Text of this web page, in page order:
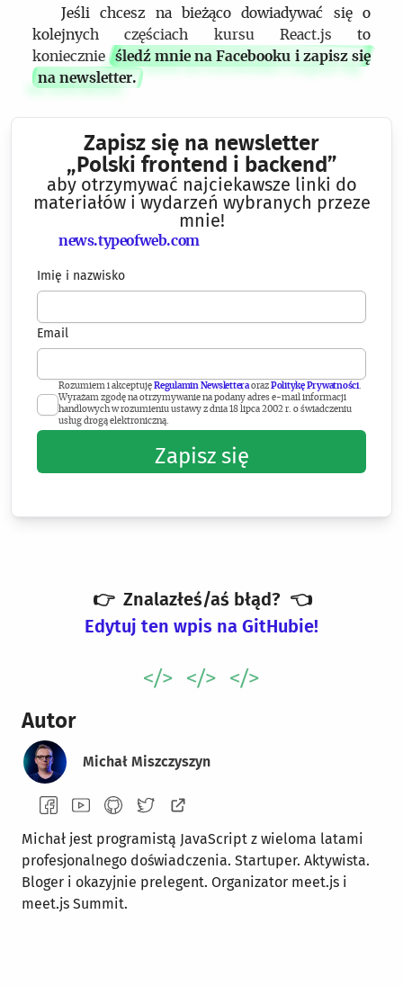
Jeśli chcesz na bieżąco dowiadywać się o
kolejnych częściach kursu React.js to
koniecznie śledź mnie na Facebooku i zapisz się
na newsletter.
Zapisz się na newsletter
„Polski frontend i backend”
aby otrzymywać najciekawsze linki do
materiałów i wydarzeń wybranych przeze
mnie!
news.typeofweb.com
Imię i nazwisko
Email
Rozumiem i akceptujęRegulamin NewsletteraorazPolitykę Prywatności.
Wyrażam zgodę na otrzymywanie na podany adres e-mail informacji
handlowych w rozumieniu ustawy z dnia 18 lipca 2002 r. o świadczeniu
usług drogą elektroniczną.
Zapisz się
👉 Znalazłeś/aś błąd? 👈
Edytuj ten wpis na GitHubie!
Autor
Michał Miszczyszyn
Michał jest programistą JavaScript z wieloma latami
profesjonalnego doświadczenia. Startuper. Aktywista.
Bloger i okazyjnie prelegent. Organizator meet.js i
meet.js Summit.